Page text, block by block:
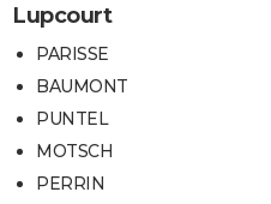
Lupcourt
PARISSE
BAUMONT
PUNTEL
MOTSCH
PERRIN